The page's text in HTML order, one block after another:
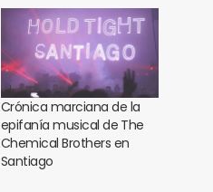
Crónica marciana de la
epifanía musical de The
Chemical Brothers en
Santiago